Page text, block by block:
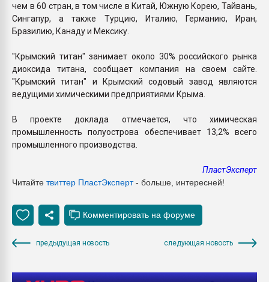
чем в 60 стран, в том числе в Китай, Южную Корею, Тайвань,
Сингапур, а также Турцию, Италию, Германию, Иран,
Бразилию, Канаду и Мексику.
"Крымский титан" занимает около 30% российского рынка
диоксида титана, сообщает компания на своем сайте.
"Крымский титан" и Крымский содовый завод являются
ведущими химическими предприятиями Крыма.
В проекте доклада отмечается, что химическая
промышленность полуострова обеспечивает 13,2% всего
промышленного производства.
ПластЭксперт
Читайте твиттер ПластЭксперт- больше, интересней!
предыдущая новость следующая новость